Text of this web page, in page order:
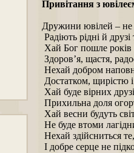
Привітання з
Дружини ювілей – не
Радіють рідні й
Хай Бог пошле років
Здоров’я, щастя,
Нехай добром
Достатком, щирістю
Хай буде вірних
Прихильна доля
Хай весни будуть
Не буде втоми
Нехай здійсниться
І добре серце не